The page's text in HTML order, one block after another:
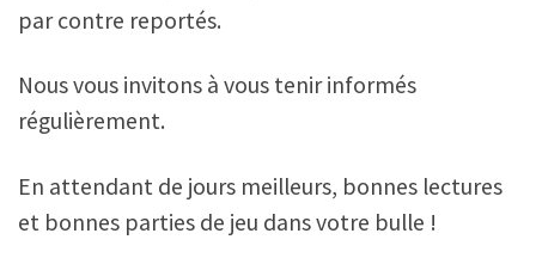
par contre reportés.
Nous vous invitons à vous tenir informés
régulièrement.
En attendant de jours meilleurs, bonnes lectures
et bonnes parties de jeu dans votre bulle !